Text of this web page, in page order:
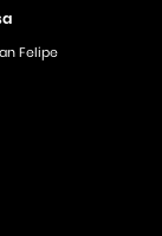
Felipe